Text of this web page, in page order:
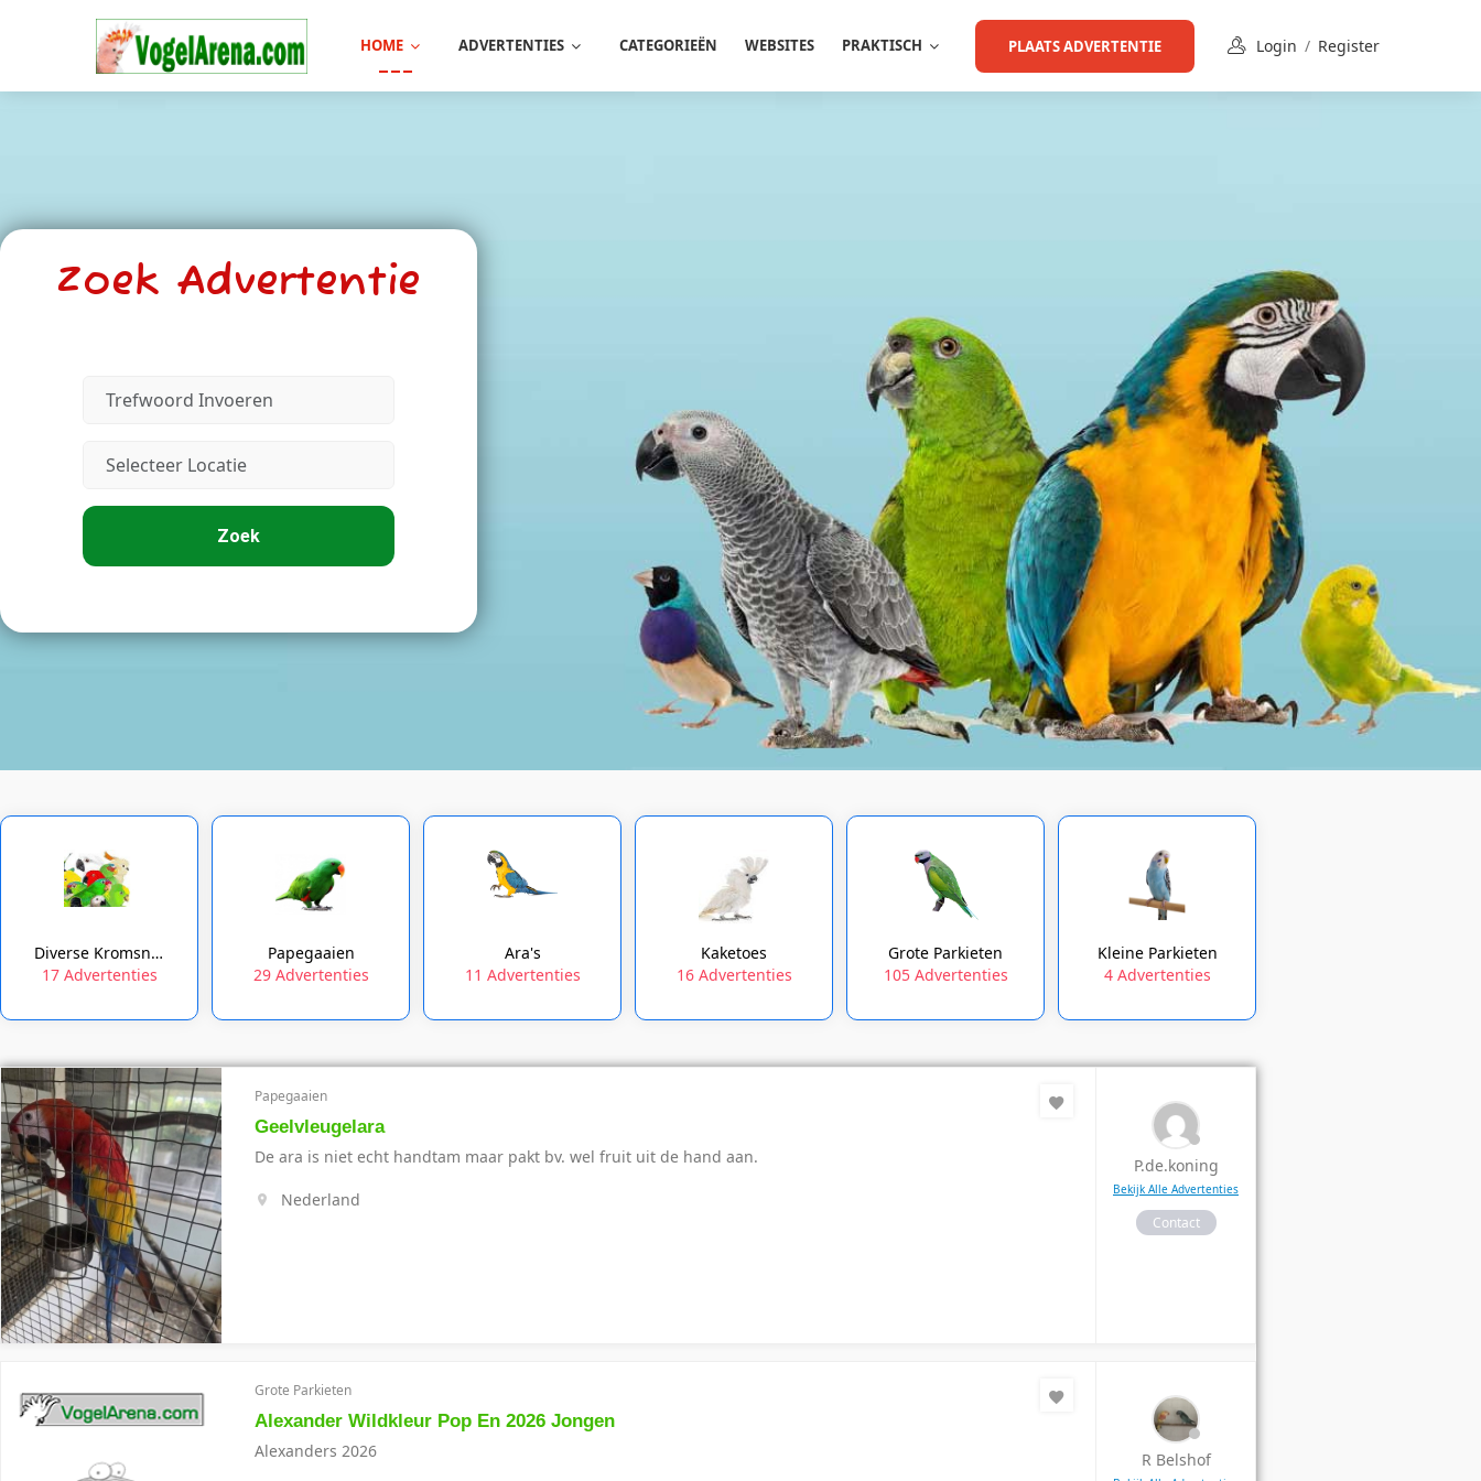
HOME ADVERTENTIES CATEGORIEËN WEBSITES PRAKTISCH Login / Register
PLAATS ADVERTENTIE
Zoek Advertentie
Zoek
Diverse Kromsnavels
17 Advertenties
Papegaaien
29 Advertenties
Ara's
11 Advertenties
Kaketoes
16 Advertenties
Grote Parkieten
105 Advertenties
Kleine Parkieten
4 Advertenties
Papegaaien
Geelvleugelara
De ara is niet echt handtam maar pakt bv. wel fruit uit de hand aan.
Nederland
P.de.koning
Bekijk Alle Advertenties
Contact
Grote Parkieten
Alexander Wildkleur Pop En 2026 Jongen
Alexanders 2026
R Belshof